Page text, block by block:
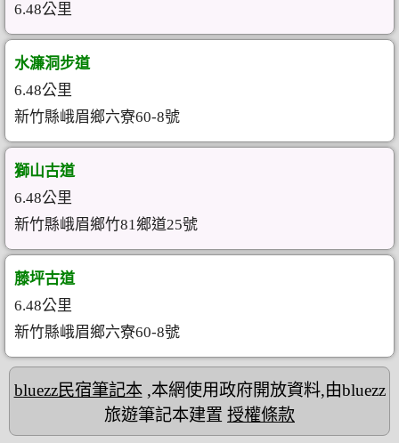
6.48公里
水濂洞步道
6.48公里
新竹縣峨眉鄉六寮60-8號
獅山古道
6.48公里
新竹縣峨眉鄉竹81鄉道25號
藤坪古道
6.48公里
新竹縣峨眉鄉六寮60-8號
bluezz民宿筆記本,本網使用政府開放資料,由bluezz
旅遊筆記本建置 授權條款